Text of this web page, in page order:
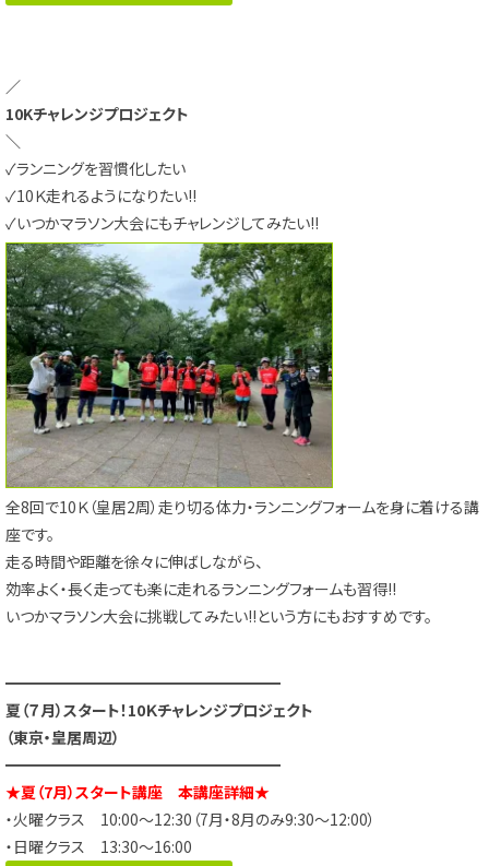
／
10Kチャレンジプロジェクト
＼
✓ランニングを習慣化したい
✓10Ｋ走れるようになりたい!!
✓いつかマラソン大会にもチャレンジしてみたい!!
全8回で10Ｋ（皇居2周）走り切る体力・ランニングフォームを身に着ける講
座です。
走る時間や距離を徐々に伸ばしながら、
効率よく・長く走っても楽に走れるランニングフォームも習得!!
いつかマラソン大会に挑戦してみたい!!という方にもおすすめです。
━━━━━━━━━━━━━━━━━━
夏（７月）スタート！10Ｋチャレンジプロジェクト
（東京・皇居周辺）
━━━━━━━━━━━━━━━━━━
★夏（7月）スタート講座 本講座詳細★
・火曜クラス 10:00～12:30（7月・8月のみ9:30～12:00）
・日曜クラス 13:30～16:00